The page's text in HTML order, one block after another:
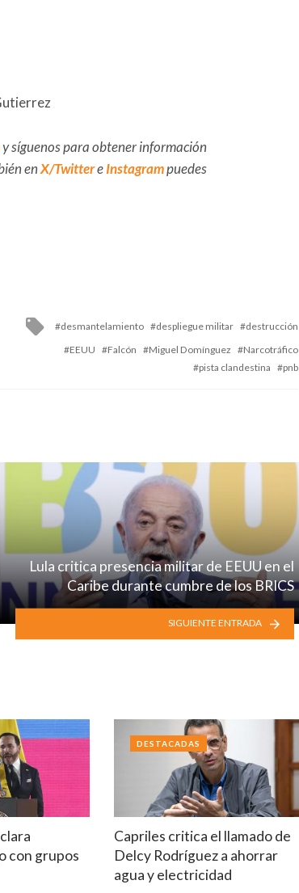
y síguenos para obtener información
enX/TwittereInstagrampuedes
Tagged
desmantelamiento despliegue militar
destrucción
EEUU
Falcón Miguel Domínguez
Narcotráfico
pista clandestina
pnb
Lula critica presencia militar de EEUU en el
Caribe durante cumbre de los BRICS
SIGUIENTE ENTRADA
con grupos
Capriles critica el llamado de
Delcy Rodríguez a ahorrar
agua y electricidad
DESTACADAS